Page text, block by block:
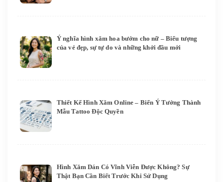
Ý nghĩa hình xăm hoa bướm cho nữ – Biểu tượng
của vẻ đẹp, sự tự do và những khởi đầu mới
Thiết Kế Hình Xăm Online – Biến Ý Tưởng Thành
Mẫu Tattoo Độc Quyền
Hình Xăm Dán Có Vĩnh Viễn Được Không? Sự
Thật Bạn Cần Biết Trước Khi Sử Dụng